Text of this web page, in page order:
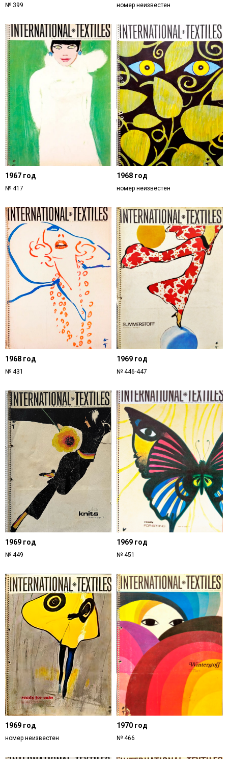
№ 399 номер неизвестен
1967 год
№ 417
1968 год
номер неизвестен
1968 год
№ 431
1969 год
№ 446-447
1969 год
№ 449
1969 год
№ 451
1969 год
номер неизвестен
1970 год
№ 466